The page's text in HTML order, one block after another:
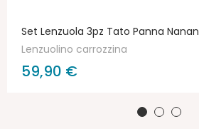
Set Lenzuola 3pz Tato Panna Nanan
Lenzuolino carrozzina
59,90 €